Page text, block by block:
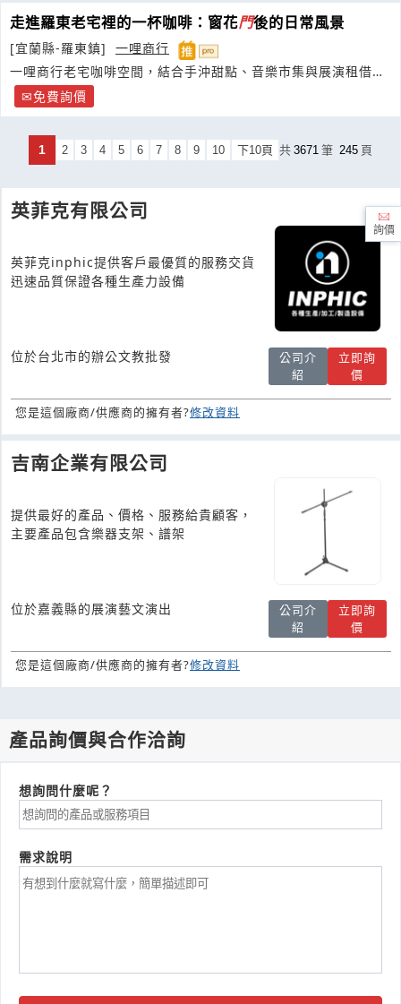
走進羅東老宅裡的一杯咖啡：窗花門後的日常風景
[宜蘭縣-羅東鎮]
一哩商行
一哩商行老宅咖啡空間，結合手沖甜點、音樂市集與展演租借的
複合式生活場域
免費詢價
1 2 3 4 5 6 7 8 9 10 下10頁 共 3671 筆 245 頁
英菲克有限公司
英菲克inphic提供客戶最優質的服務交貨
迅速品質保證各種生產力設備
位於台北市的辦公文教批發
公司介
紹
立即詢
價
您是這個廠商/供應商的擁有者?修改資料
吉南企業有限公司
提供最好的產品、價格、服務給貴顧客，
主要產品包含樂器支架、譜架
位於嘉義縣的展演藝文演出
公司介
紹
立即詢
價
您是這個廠商/供應商的擁有者?修改資料
產品詢價與合作洽詢
想詢問什麼呢？
需求說明
詢價